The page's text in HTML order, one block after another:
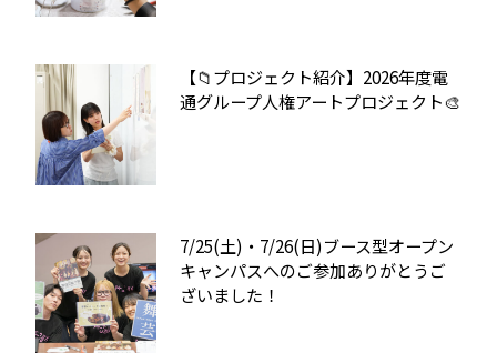
【📁プロジェクト紹介】2026年度電
通グループ人権アートプロジェクト🎨
7/25(土)・7/26(日)ブース型オープン
キャンパスへのご参加ありがとうご
ざいました！